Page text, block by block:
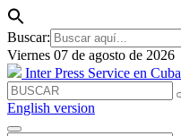
Buscar:
Viernes 07 de agosto de 2026
Inter Press Service en Cuba
English version